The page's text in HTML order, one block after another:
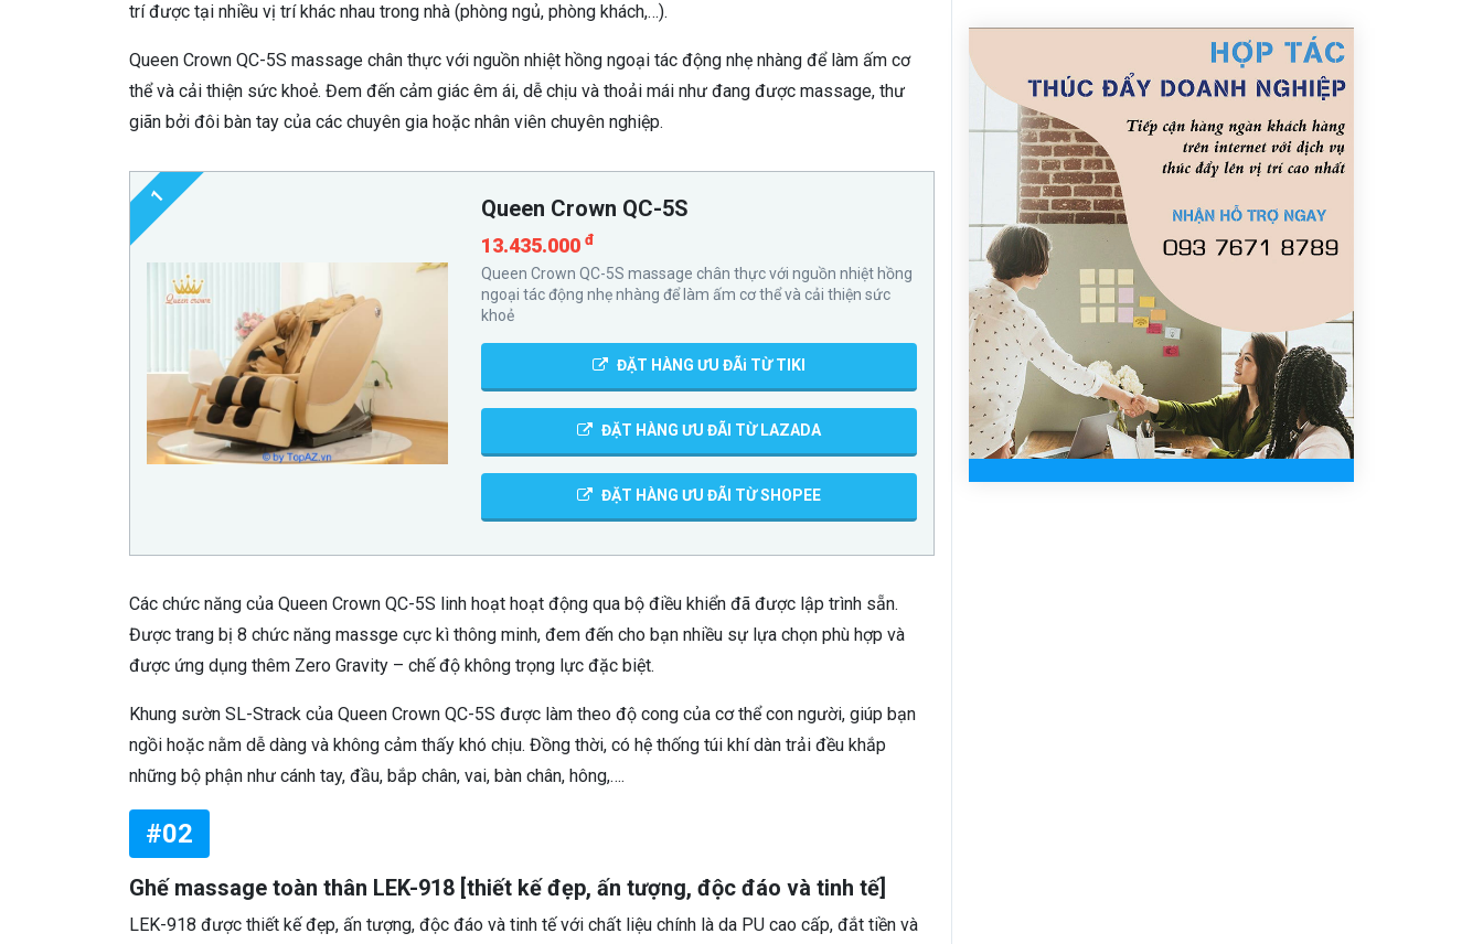
trí được tại nhiều vị trí khác nhau trong nhà (phòng ngủ, phòng khách,…).
Queen Crown QC-5S massage chân thực với nguồn nhiệt hồng ngoại tác động nhẹ nhàng để làm ấm cơ
thể và cải thiện sức khoẻ. Đem đến cảm giác êm ái, dễ chịu và thoải mái như đang được massage, thư
giãn bởi đôi bàn tay của các chuyên gia hoặc nhân viên chuyên nghiệp.
1 Queen Crown QC-5S
13.435.000đ
Queen Crown QC-5S massage chân thực với nguồn nhiệt hồng
ngoại tác động nhẹ nhàng để làm ấm cơ thể và cải thiện sức
khoẻ
ĐẶT HÀNG ƯU ĐÃi TỪ TIKI
ĐẶT HÀNG ƯU ĐÃI TỪ LAZADA
ĐẶT HÀNG ƯU ĐÃI TỪ SHOPEE
Các chức năng của Queen Crown QC-5S linh hoạt hoạt động qua bộ điều khiển đã được lập trình sẵn.
Được trang bị 8 chức năng massge cực kì thông minh, đem đến cho bạn nhiều sự lựa chọn phù hợp và
được ứng dụng thêm Zero Gravity – chế độ không trọng lực đặc biệt.
Khung sườn SL-Strack của Queen Crown QC-5S được làm theo độ cong của cơ thể con người, giúp bạn
ngồi hoặc nằm dễ dàng và không cảm thấy khó chịu. Đồng thời, có hệ thống túi khí dàn trải đều khắp
những bộ phận như cánh tay, đầu, bắp chân, vai, bàn chân, hông,….
#02
Ghế massage toàn thân LEK-918 [thiết kế đẹp, ấn tượng, độc đáo và tinh tế]
LEK-918 được thiết kế đẹp, ấn tượng, độc đáo và tinh tế với chất liệu chính là da PU cao cấp, đắt tiền và